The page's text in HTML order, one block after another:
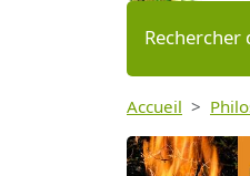
Accueil